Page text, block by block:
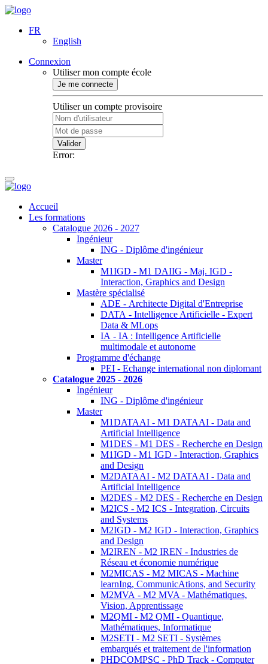
FR
English
Connexion
Utiliser mon compte école
Je me connecte
Utiliser un compte provisoire
Valider
Error:
Accueil
Les formations
Catalogue 2026 - 2027
Ingénieur
ING - Diplôme d'ingénieur
Master
M1IGD - M1 DAIIG - Maj. IGD -
Interaction, Graphics and Design
Mastère spécialisé
ADE - Architecte Digital d'Entreprise
DATA - Intelligence Artificielle - Expert
Data & MLops
IA - IA : Intelligence Artificielle
multimodale et autonome
Programme d'échange
PEI - Echange international non diplomant
Catalogue 2025 - 2026
Ingénieur
ING - Diplôme d'ingénieur
Master
M1DATAAI - M1 DATAAI - Data and
Artificial Intelligence
M1DES - M1 DES - Recherche en Design
M1IGD - M1 IGD - Interaction, Graphics
and Design
M2DATAAI - M2 DATAAI - Data and
Artificial Intelligence
M2DES - M2 DES - Recherche en Design
M2ICS - M2 ICS - Integration, Circuits
and Systems
M2IGD - M2 IGD - Interaction, Graphics
and Design
M2IREN - M2 IREN - Industries de
Réseau et économie numérique
M2MICAS - M2 MICAS - Machine
learnIng, CommunicAtions, and Security
M2MVA - M2 MVA - Mathématiques,
Vision, Apprentissage
M2QMI - M2 QMI - Quantique,
Mathématiques, Informatique
M2SETI - M2 SETI - Systèmes
embarqués et traitement de l'information
PHDCOMPSC - PhD Track - Computer